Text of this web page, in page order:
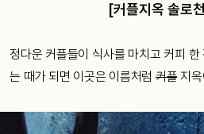
[커플지옥 솔로
정다운 커플들이 식사를 마치고 커피
는 때가 되면 이곳은 이름처럼커플지옥